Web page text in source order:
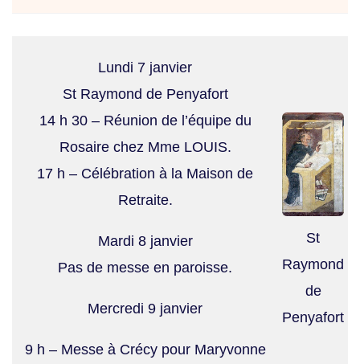
Lundi 7 janvier
St Raymond de Penyafort
14 h 30 – Réunion de l’équipe du
Rosaire chez Mme LOUIS.
17 h – Célébration à la Maison de
Retraite.
Mardi 8 janvier
Pas de messe en paroisse.
Mercredi 9 janvier
9 h – Messe à Crécy pour Maryvonne
St
Raymond
de
Penyafort